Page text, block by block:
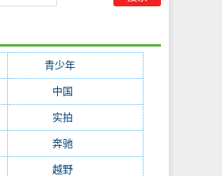
青少年
中国
实拍
奔驰
越野